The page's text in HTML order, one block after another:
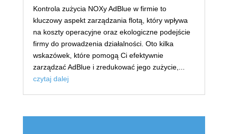
Kontrola zużycia NOXy AdBlue w firmie to
kluczowy aspekt zarządzania flotą, który wpływa
na koszty operacyjne oraz ekologiczne podejście
firmy do prowadzenia działalności. Oto kilka
wskazówek, które pomogą Ci efektywnie
zarządzać AdBlue i zredukować jego zużycie,...
czytaj dalej